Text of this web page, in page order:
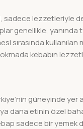
sadece lezzetleriyle
genellikle,
sırasında
kebabın
güneyinde
dana etinin özel
sadece bir yemek